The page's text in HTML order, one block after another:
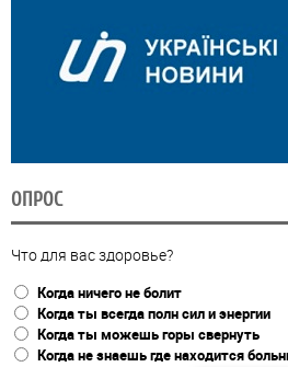
ОПРОС
Что для вас здоровье?
Когда ничего не болит
Когда ты всегда полн сил и энергии
Когда ты можешь горы свернуть
Когда не знаешь где находится